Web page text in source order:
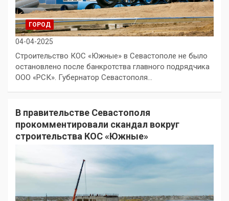
ГОРОД
04-04-2025
Строительство КОС «Южные» в Севастополе не было
остановлено после банкротства главного подрядчика
ООО «РСК». Губернатор Севастополя…
В правительстве Севастополя
прокомментировали скандал вокруг
строительства КОС «Южные»